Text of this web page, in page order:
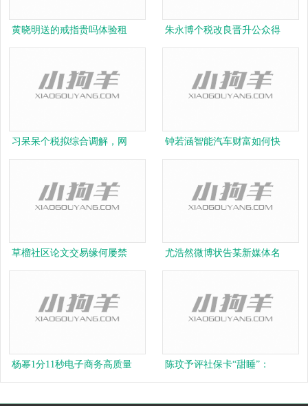
黄晓明送的戒指贵吗体验租 朱永博个税改良晋升公众得
习呆呆个税拟综合调解，网 钟若涵智能汽车财富如何快
草榴社区论文交易缘何屡禁 尤浩然微博状告某新媒体名
杨幂1分11秒电子商务高质量 陈玟予评社保卡“甜睡”：